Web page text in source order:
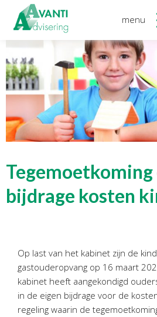
menu
Organisatie
Onze medewerkers
NOAB gecertificeerd
Algemene verordening
gegevensbescherming
Sponsoring
Onzediensten
Tijdelijk financieel personeel
Personeel & Organisatie
Bedrijfseconomisch advies
Belastingadvies Purmerend
Zoeken
naar:
Tegemoetkoming
bijdrage kosten
Op last van het kabinet zijn de
gastouderopvang op 16 maart
kabinet heeft aangekondigd
in de eigen bijdrage voor de
regeling waarin de